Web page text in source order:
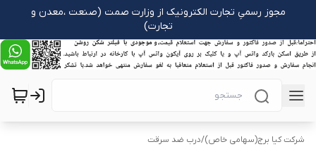
مجوز رسمیِ تجارت الکترونیک از وزارت صمت (صنعت ،معدن و
تجارت)
شرکت کیا برج(سهامی خاص)/درب ضد سرقت